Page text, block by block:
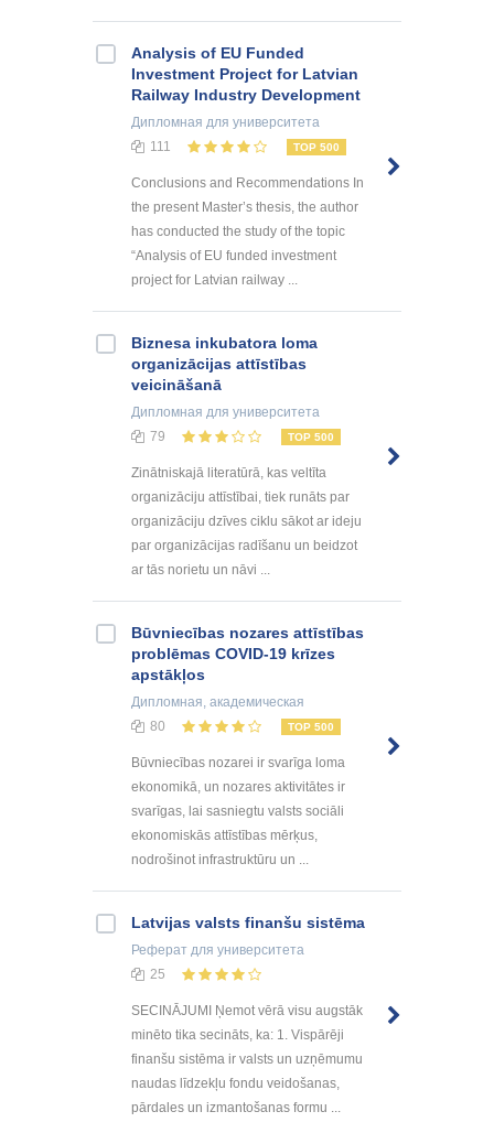
Analysis of EU Funded
Investment Project for Latvian
Railway Industry Development
Дипломная для университета
111
TOP 500
Conclusions and Recommendations In
the present Master’s thesis, the author
has conducted the study of the topic
“Analysis of EU funded investment
project for Latvian railway ...
Biznesa inkubatora loma
organizācijas attīstības
veicināšanā
Дипломная для университета
79
TOP 500
Zinātniskajā literatūrā, kas veltīta
organizāciju attīstībai, tiek runāts par
organizāciju dzīves ciklu sākot ar ideju
par organizācijas radīšanu un beidzot
ar tās norietu un nāvi ...
Būvniecības nozares attīstības
problēmas COVID-19 krīzes
apstākļos
Дипломная, академическая
80
TOP 500
Būvniecības nozarei ir svarīga loma
ekonomikā, un nozares aktivitātes ir
svarīgas, lai sasniegtu valsts sociāli
ekonomiskās attīstības mērķus,
nodrošinot infrastruktūru un ...
Latvijas valsts finanšu sistēma
Реферат для университета
25
SECINĀJUMI Ņemot vērā visu augstāk
minēto tika secināts, ka: 1. Vispārēji
finanšu sistēma ir valsts un uzņēmumu
naudas līdzekļu fondu veidošanas,
pārdales un izmantošanas formu ...